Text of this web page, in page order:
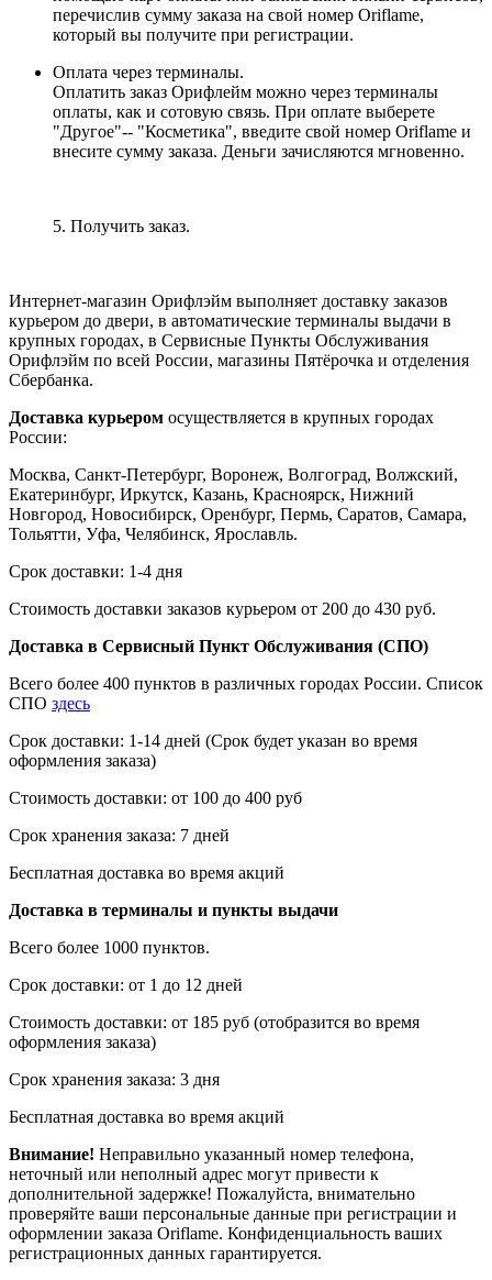
перечислив сумму заказа на свой номер Oriflame,
который вы получите при регистрации.
Оплата через терминалы.
Оплатить заказ Орифлейм можно через терминалы
оплаты, как и сотовую связь. При оплате выберете
"Другое"-- "Косметика", введите свой номер Oriflame и
внесите сумму заказа. Деньги зачисляются мгновенно.
5. Получить заказ.
Интернет-магазин Орифлэйм выполняет доставку заказов
курьером до двери, в автоматические терминалы выдачи в
крупных городах, в Сервисные Пункты Обслуживания
Орифлэйм по всей России, магазины Пятёрочка и отделения
Сбербанка.
Доставка курьером осуществляется в крупных городах
России:
Москва, Санкт-Петербург, Воронеж, Волгоград, Волжский,
Екатеринбург, Иркутск, Казань, Красноярск, Нижний
Новгород, Новосибирск, Оренбург, Пермь, Саратов, Самара,
Тольятти, Уфа, Челябинск, Ярославль.
Срок доставки: 1-4 дня
Стоимость доставки заказов курьером от 200 до 430 руб.
Доставка в Сервисный Пункт Обслуживания (СПО)
Всего более 400 пунктов в различных городах России. Список
СПО здесь
Срок доставки: 1-14 дней (Срок будет указан во время
оформления заказа)
Стоимость доставки: от 100 до 400 руб
Срок хранения заказа: 7 дней
Бесплатная доставка во время акций
Доставка в терминалы и пункты выдачи
Всего более 1000 пунктов.
Срок доставки: от 1 до 12 дней
Стоимость доставки: от 185 руб (отобразится во время
оформления заказа)
Срок хранения заказа: 3 дня
Бесплатная доставка во время акций
Внимание! Неправильно указанный номер телефона,
неточный или неполный адрес могут привести к
дополнительной задержке! Пожалуйста, внимательно
проверяйте ваши персональные данные при регистрации и
оформлении заказа Oriflame. Конфиденциальность ваших
регистрационных данных гарантируется.